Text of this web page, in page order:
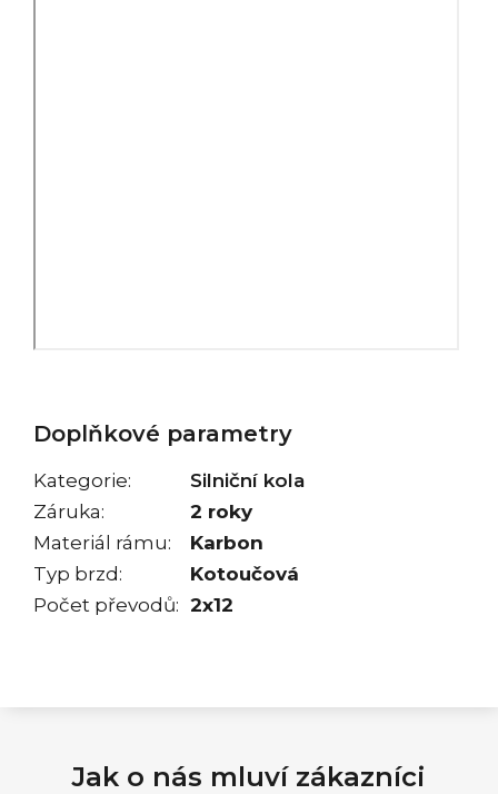
Doplňkové parametry
Kategorie:
Silniční kola
Záruka:
2 roky
Materiál rámu:
Karbon
Typ brzd:
Kotoučová
Počet převodů: 2x12
Jak o nás mluví zákazníci